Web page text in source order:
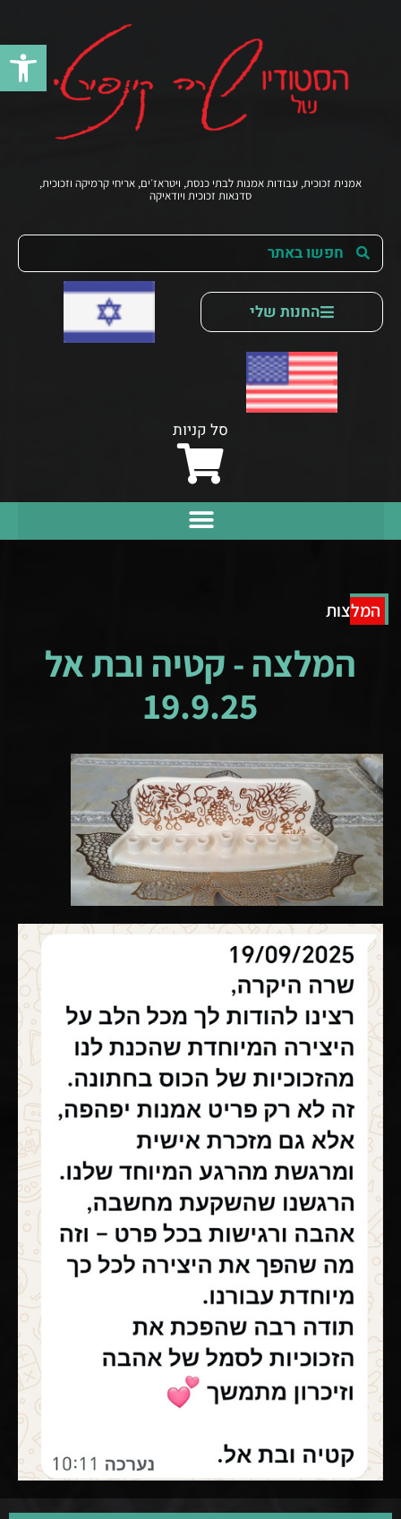
פתח
אמנית זכוכית, עבודות אמנות לבתי כנסת, ויטראז׳ים, אריחי קרמיקה וזכוכית,
סדנאות זכוכית ויודאיקה
החנות שלי
סל קניות
המלצות
המלצה - קטיה ובת אל
19.9.25